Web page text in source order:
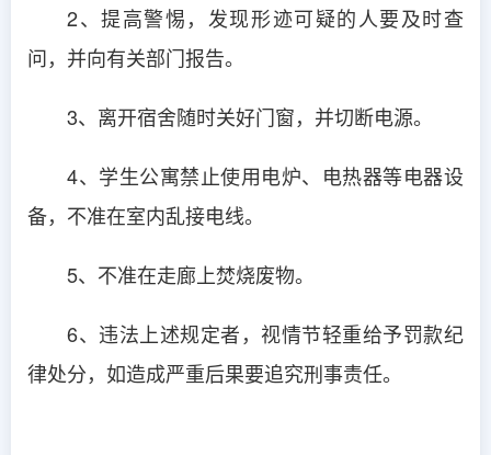
2、提高警惕，发现形迹可疑的人要及时查
问，并向有关部门报告。
3、离开宿舍随时关好门窗，并切断电源。
4、学生公寓禁止使用电炉、电热器等电器设
备，不准在室内乱接电线。
5、不准在走廊上焚烧废物。
6、违法上述规定者，视情节轻重给予罚款纪
律处分，如造成严重后果要追究刑事责任。